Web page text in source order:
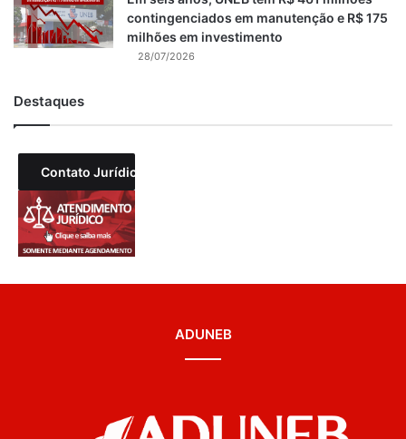
contingenciados em manutenção e R$ 175
milhões em investimento
28/07/2026
Destaques
Contato Jurídico
ADUNEB